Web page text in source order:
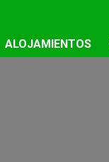
ALOJAMIENTOS